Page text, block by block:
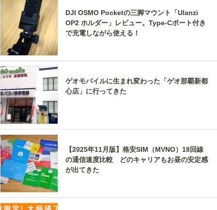
DJI OSMO Pocketの三脚マウント「Ulanzi
OP2 ホルダー」レビュー。Type-Cポート付き
で充電しながら使える！
ゲオモバイルに生まれ変わった「ゲオ那覇新都
心店」に行ってきた
【2025年11月版】格安SIM（MVNO）18回線
の通信速度比較 どのキャリアもお昼の安定感
が出てきた